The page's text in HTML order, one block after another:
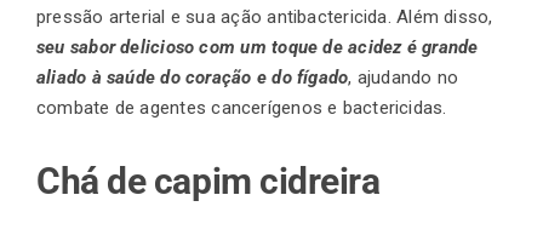
pressão arterial e sua ação antibactericida. Além disso,
seu sabor delicioso com um toque de acidez é grande
aliado à saúde do coração e do fígado, ajudando no
combate de agentes cancerígenos e bactericidas.
Chá de capim cidreira